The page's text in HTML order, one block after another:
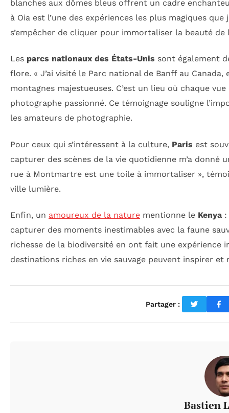
blanches aux dômes bleus offrent un cadre
à Oia est l’une des expériences les plus magiques
s’empêcher de cliquer pour immortaliser la beauté de
Les parcs nationaux des États-Unis sont également
flore. « J’ai visité le Parc national de Banff au
montagnes majestueuses. C’est un lieu où chaque
photographe passionné. Ce témoignage souligne
les amateurs de photographie.
Pour ceux qui s’intéressent à la culture, Paris est
capturer des scènes de la vie quotidienne m’a donné
rue à Montmartre est une toile à immortaliser »,
ville lumière.
Enfin, un amoureux de la nature mentionne le Kenya :
capturer des moments inestimables avec la faune
richesse de la biodiversité en ont fait une expérience
destinations riches en vie sauvage peuvent inspirer et
Partager :
Bastien